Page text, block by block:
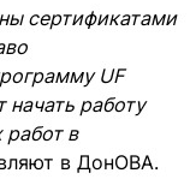
сертификатами
UF
начать работу
в
в ДонОВА.